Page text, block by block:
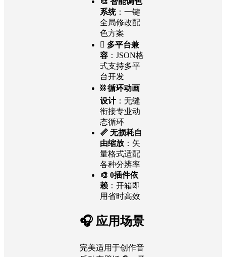
系统：一键
全局修改配
色方案
 多平台兼
容 ：JSON格
式支持多平
台开发
⛓ 循环动画
设计：无缝
衔接专业动
态循环
📏 无损耗自
由缩放 ：矢
量格式适配
各种分辨率
🎨 0插件依
赖 ：开箱即
用省时高效
🎧 应用场景
完美适用于创作音